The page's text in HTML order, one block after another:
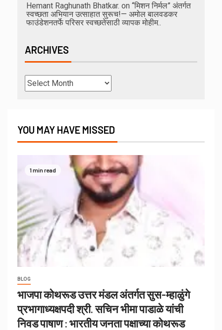
Hemant Raghunath Bhatkar. on “मिशन निर्मल” अंतर्गत
स्वच्छता अभियान उत्साहात सुरूच!— अमोल बालवडकर
फाउंडेशनतर्फे परिसर स्वच्छतेसाठी व्यापक मोहीम..
ARCHIVES
YOU MAY HAVE MISSED
1 min read
BLOG
भाजपा कोथरूड उत्तर मंडल अंतर्गत सुस-म्हाळुंगे
प्रभागाध्यक्षपदी श्री. सचिन भीमा पाडाळे यांची
निवड पाषाण : भारतीय जनता पक्षाच्या कोथरूड